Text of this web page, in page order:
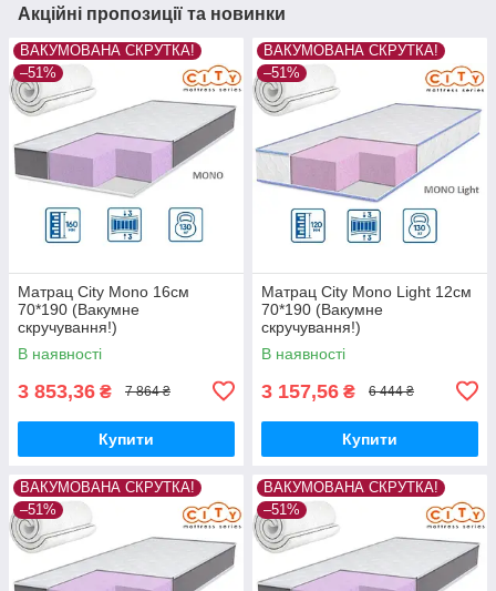
Акційні пропозиції та новинки
ВАКУМОВАНА СКРУТКА!
–51%
Матрац City Mono 16см
70*190 (Вакумне
скручування!)
В наявності
3 853,36 ₴ 7 864 ₴
Купити
ВАКУМОВАНА СКРУТКА!
–51%
Матрац City Mono Light 12см
70*190 (Вакумне
скручування!)
В наявності
3 157,56 ₴ 6 444 ₴
Купити
ВАКУМОВАНА СКРУТКА!
–51%
ВАКУМОВАНА СКРУТКА!
–51%